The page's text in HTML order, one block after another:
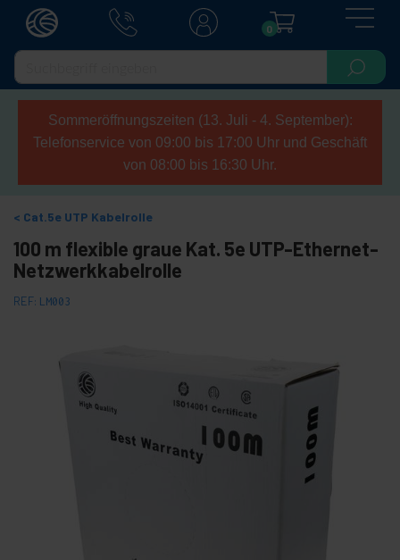
0
Sommeröffnungszeiten (13. Juli - 4. September):
Telefonservice von 09:00 bis 17:00 Uhr und Geschäft
von 08:00 bis 16:30 Uhr.
Cat.5e UTP Kabelrolle
100 m flexible graue Kat. 5e UTP-Ethernet-
Netzwerkkabelrolle
REF: LM003